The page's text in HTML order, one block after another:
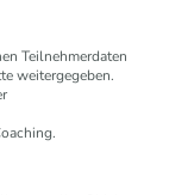
Teilnehmerdaten
weitergegeben.